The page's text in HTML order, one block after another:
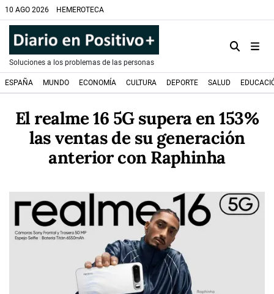
10 AGO 2026 HEMEROTECA
Soluciones a los problemas de las personas
ESPAÑA MUNDO ECONOMÍA CULTURA DEPORTE SALUD
El realme 16 5G supera en 153%
las ventas de su generación
anterior con Raphinha